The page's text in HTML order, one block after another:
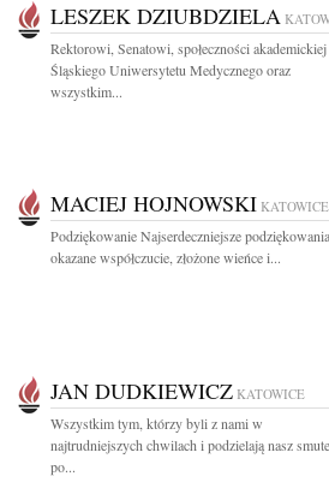
LESZEK DZIUBDZIELA
Rektorowi, Senatowi, społeczności akademickiej
Śląskiego Uniwersytetu Medycznego oraz
wszystkim...
MACIEJ HOJNOWSKI KATOWICE
Podziękowanie Najserdeczniejsze
okazane współczucie, złożone wieńce i...
JAN DUDKIEWICZ KATOWICE
Wszystkim tym, którzy byli z nami w
najtrudniejszych chwilach i podzielają nasz
po...